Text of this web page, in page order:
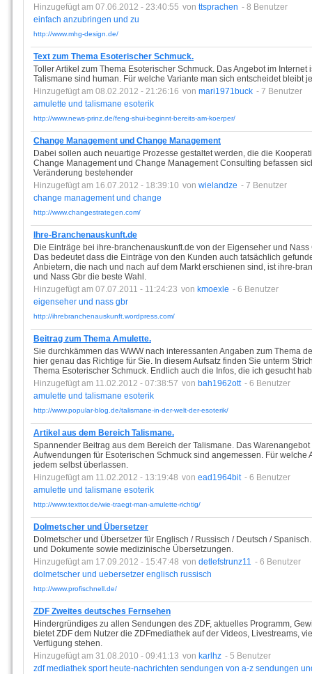
Hinzugefügt am 07.06.2012 - 23:40:55 von ttsprachen - 8 Benutzer
einfach anzubringen und zu
http://www.mhg-design.de/
Text zum Thema Esoterischer Schmuck.
Toller Artikel zum Thema Esoterischer Schmuck. Das Angebot im
Talismane sind human. Für welche Variante man sich entscheidet bleibt
Hinzugefügt am 08.02.2012 - 21:26:16 von mari1971buck - 7 Benutzer
amulette und talismane esoterik
http://www.news-prinz.de/feng-shui-beginnt-bereits-am-koerper/
Change Management und Change Management
Dabei sollen auch neuartige Prozesse gestaltet werden, die die
Change Management und Change Management Consulting befassen
Veränderung bestehender
Hinzugefügt am 16.07.2012 - 18:39:10 von wielandze - 7 Benutzer
change management und change
http://www.changestrategen.com/
Ihre-Branchenauskunft.de
Die Einträge bei ihre-branchenauskunft.de von der Eigenseher und
Das bedeutet dass die Einträge von den Kunden auch tatsächlich
Anbietern, die nach und nach auf dem Markt erschienen sind, ist ihre-
und Nass Gbr die beste Wahl.
Hinzugefügt am 07.07.2011 - 11:24:23 von kmoexle - 6 Benutzer
eigenseher und nass gbr
http://ihrebranchenauskunft.wordpress.com/
Beitrag zum Thema Amulette.
Sie durchkämmen das WWW nach interessanten Angaben zum Thema
hier genau das Richtige für Sie. In diesem Aufsatz finden Sie unterm
Thema Esoterischer Schmuck. Endlich auch die Infos, die ich gesucht
Hinzugefügt am 11.02.2012 - 07:38:57 von bah1962ott - 6 Benutzer
amulette und talismane esoterik
http://www.popular-blog.de/talismane-in-der-welt-der-esoterik/
Artikel aus dem Bereich Talismane.
Spannender Beitrag aus dem Bereich der Talismane. Das
Aufwendungen für Esoterischen Schmuck sind angemessen. Für
jedem selbst überlassen.
Hinzugefügt am 11.02.2012 - 13:19:48 von ead1964bit - 6 Benutzer
amulette und talismane esoterik
http://www.texttor.de/wie-traegt-man-amulette-richtig/
Dolmetscher und Übersetzer
Dolmetscher und Übersetzer für Englisch / Russisch / Deutsch /
und Dokumente sowie medizinische Übersetzungen.
Hinzugefügt am 17.09.2012 - 15:47:48 von detlefstrunz11 - 6 Benutzer
dolmetscher und uebersetzer englisch russisch
http://www.profischnell.de/
ZDF Zweites deutsches Fernsehen
Hindergründiges zu allen Sendungen des ZDF, aktuelles Programm,
bietet ZDF dem Nutzer die ZDFmediathek auf der Videos, Livestreams,
Verfügung stehen.
Hinzugefügt am 31.08.2010 - 09:41:13 von karlhz - 5 Benutzer
zdf mediathek sport heute-nachrichten sendungen von a-z sendungen